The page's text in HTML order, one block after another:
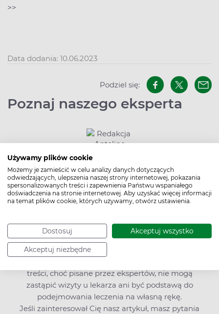
Używamy plików cookie
Możemy je zamieścić w celu analizy danych dotyczących
odwiedzających, ulepszenia naszej strony internetowej, pokazania
spersonalizowanych treści i zapewnienia Państwu wspaniałego
doświadczenia na stronie internetowej. Aby uzyskać więcej informacji
na temat plików cookie, których używamy, otwórz ustawienia.
Dostosuj Akceptuj wszystko
Akceptuj niezbędne
>>
Data dodania: 10.06.2023
Podziel się:
Poznaj naszego eksperta
Redakcja Apteline
W Apteline.pl nie tylko zarezerwujesz leki,
i sprzęt medyczny, ale znajdziesz także bogatą
wiedzę o zdrowiu i profilaktyce chorób.
Edukujemy i zachęcamy do kompleksowego
treści, choć pisane przez ekspertów, nie mogą
zastąpić wizyty u lekarza ani być podstawą do
podejmowania leczenia na własną rękę.
Jeśli zainteresował Cię nasz artykuł, masz pytania